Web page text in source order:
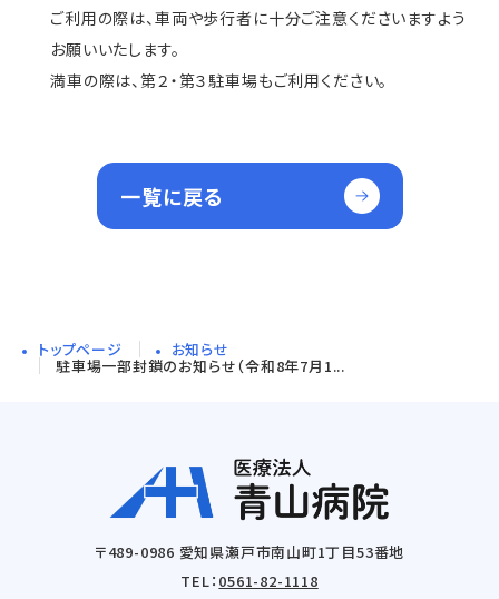
ご利用の際は、車両や歩行者に十分ご注意くださいますよう
お願いいたします。
満車の際は、第２・第３駐車場もご利用ください。
一覧に戻る
トップページ お知らせ
駐車場一部封鎖のお知らせ（令和8年7月1...
〒489-0986 愛知県瀬戸市南山町1丁目53番地
TEL： 0561-82-1118